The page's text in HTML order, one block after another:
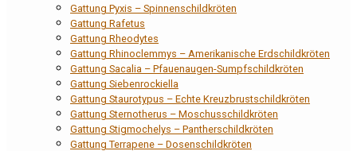
Gattung Pyxis – Spinnenschildkröten
Gattung Rafetus
Gattung Rheodytes
Gattung Rhinoclemmys – Amerikanische Erdschildkröten
Gattung Sacalia – Pfauenaugen-Sumpfschildkröten
Gattung Siebenrockiella
Gattung Staurotypus – Echte Kreuzbrustschildkröten
Gattung Sternotherus – Moschusschildkröten
Gattung Stigmochelys – Pantherschildkröten
Gattung Terrapene – Dosenschildkröten